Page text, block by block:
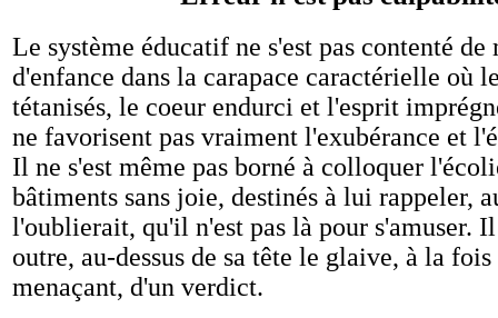
Le système éducatif ne s'est pas contenté de
d'enfance dans la carapace caractérielle où
tétanisés, le coeur endurci et l'esprit
ne favorisent pas vraiment l'exubérance et
Il ne s'est même pas borné à colloquer
bâtiments sans joie, destinés à lui rappeler,
l'oublierait, qu'il n'est pas là pour s'amuser. Il
outre, au-dessus de sa tête le glaive, à la
menaçant, d'un verdict.